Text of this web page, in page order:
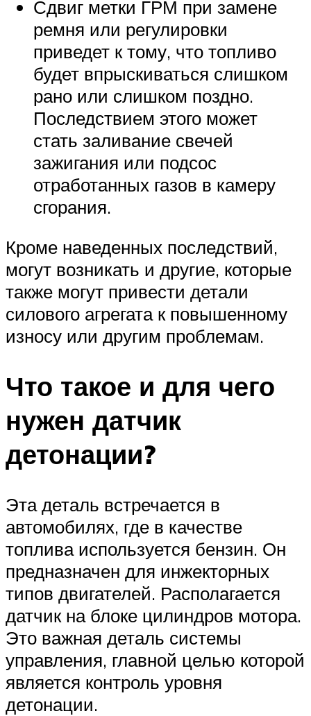
Сдвиг метки ГРМ при замене
ремня или регулировки
приведет к тому, что топливо
будет впрыскиваться слишком
рано или слишком поздно.
Последствием этого может
стать заливание свечей
зажигания или подсос
отработанных газов в камеру
сгорания.
Кроме наведенных последствий,
могут возникать и другие, которые
также могут привести детали
силового агрегата к повышенному
износу или другим проблемам.
Что такое и для чего
нужен датчик
детонации?
Эта деталь встречается в
автомобилях, где в качестве
топлива используется бензин. Он
предназначен для инжекторных
типов двигателей. Располагается
датчик на блоке цилиндров мотора.
Это важная деталь системы
управления, главной целью которой
является контроль уровня
детонации.